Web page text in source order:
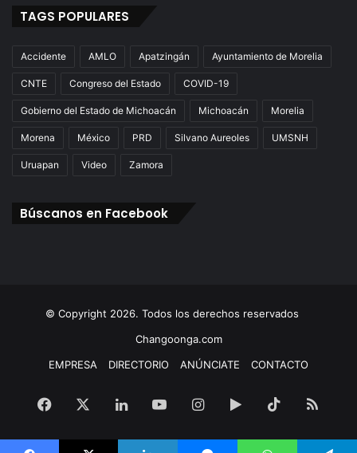
TAGS POPULARES
Accidente AMLO Apatzingán Ayuntamiento de Morelia
CNTE Congreso del Estado COVID-19
Gobierno del Estado de Michoacán Michoacán Morelia
Morena México PRD Silvano Aureoles UMSNH
Uruapan Video Zamora
Búscanos en Facebook
© Copyright 2026. Todos los derechos reservados
Changoonga.com
EMPRESA
DIRECTORIO ANÚNCIATE CONTACTO
Facebook LinkedInYouTubeInstagram
Google
Play
TikTokRSS